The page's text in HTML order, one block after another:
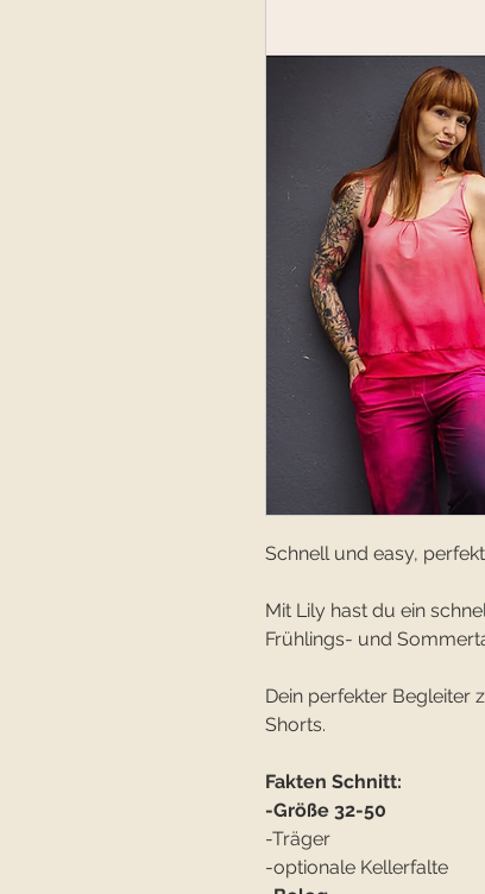
Schnell und easy,
Mit Lily hast du ein
Frühlings- und
Dein perfekter Begleiter
Shorts.
Fakten Schnitt:
-Größe 32-50
-Träger
-optionale Kellerfalte